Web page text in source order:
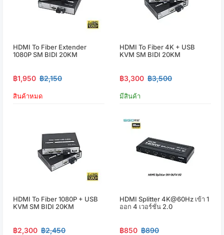
HDMI To Fiber Extender
1080P SM BIDI 20KM
฿1,950 ฿2,150
สินค้าหมด
HDMI To Fiber 4K + USB
KVM SM BIDI 20KM
฿3,300 ฿3,500
มีสินค้า
HDMI To Fiber 1080P + USB
KVM SM BIDI 20KM
฿2,300 ฿2,450
HDMI Splitter 4K@60Hz เข้า 1
ออก 4 เวอร์ชั่น 2.0
฿850 ฿890